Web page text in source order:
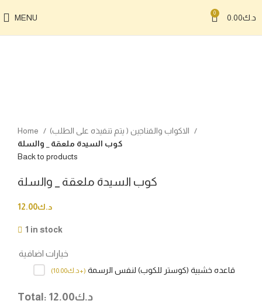
MENU 0 د.ك0.00
Home
كوب السيدة ملعقة _ والسلة
Back to products
كوب السيدة ملعقة _ والسلة
د.ك12.00
1 in stock
خيارات اضافية
قاعده خشبية (كوستر للكوب) لنفس الرسمة (+د.ك10.00
)
Total: د.ك12.00